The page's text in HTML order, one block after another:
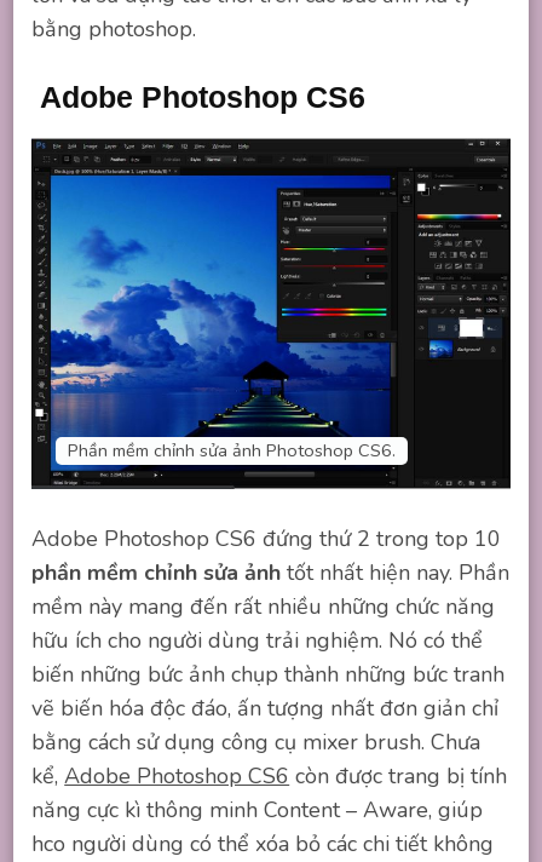
bằng photoshop.
Adobe Photoshop CS6
Phần mềm chỉnh sửa ảnh Photoshop CS6.
Adobe Photoshop CS6 đứng thứ 2 trong top 10
phần mềm chỉnh sửa ảnh tốt nhất hiện nay. Phần
mềm này mang đến rất nhiều những chức năng
hữu ích cho người dùng trải nghiệm. Nó có thể
biến những bức ảnh chụp thành những bức tranh
vẽ biến hóa độc đáo, ấn tượng nhất đơn giản chỉ
bằng cách sử dụng công cụ mixer brush. Chưa
kể,Adobe Photoshop CS6 còn được trang bị tính
năng cực kì thông minh Content – Aware, giúp
hco người dùng có thể xóa bỏ các chi tiết không